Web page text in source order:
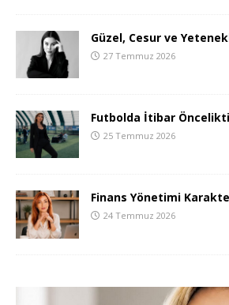
Güzel, Cesur ve
27 Temmuz 2026
Futbolda İtibar
25 Temmuz 2026
Finans Yönetimi
24 Temmuz 2026